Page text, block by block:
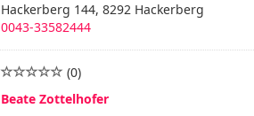
Hackerberg 144, 8292 Hackerberg
0043-33582444
(0)
Beate Zottelhofer